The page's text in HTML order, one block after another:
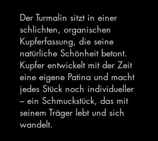
Der Turmalin sitzt in einer
schlichten, organischen
Kupferfassung, die seine
natürliche Schönheit betont.
Kupfer entwickelt mit der Zeit
eine eigene Patina und macht
jedes Stück noch individueller
– ein Schmuckstück, das mit
seinem Träger lebt und sich
wandelt.